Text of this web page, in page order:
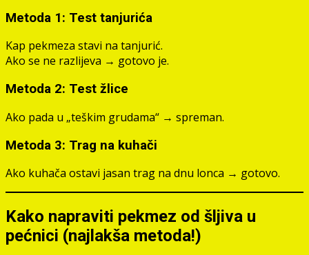
Metoda 1: Test tanjurića
Kap pekmeza stavi na tanjurić.
Ako se ne razlijeva → gotovo je.
Metoda 2: Test žlice
Ako pada u „teškim grudama“ → spreman.
Metoda 3: Trag na kuhači
Ako kuhača ostavi jasan trag na dnu lonca → gotovo.
Kako napraviti pekmez od šljiva u
pećnici (najlakša metoda!)